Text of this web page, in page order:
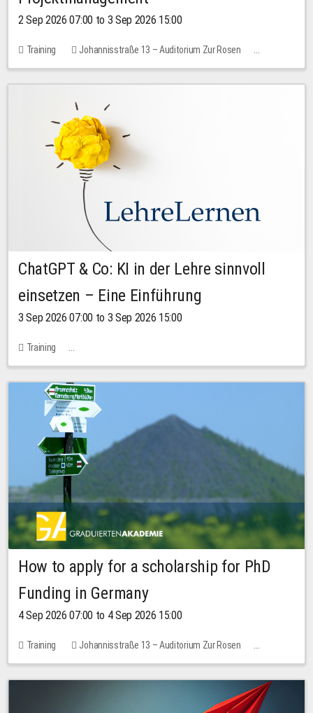
2 Sep 2026 07:00 to 3 Sep 2026 15:00
Training
Johannisstraße 13 – Auditorium Zur Rosen
1 place
ChatGPT & Co: KI in der Lehre sinnvoll
einsetzen – Eine Einführung
3 Sep 2026 07:00 to 3 Sep 2026 15:00
Training
Bachstraße 18k - SR 102 (Seminarraum Servicestelle LehreLernen)
How to apply for a scholarship for PhD
Funding in Germany
4 Sep 2026 07:00 to 4 Sep 2026 15:00
Training
Johannisstraße 13 – Auditorium Zur Rosen
7 places
10.00 EUR